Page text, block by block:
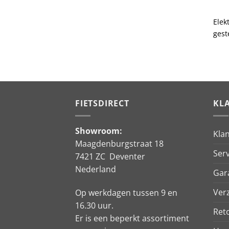
FIETSDIRECT
Showroom:
Maagdenburgstraat 18
7421 ZC Deventer
Nederland
Op werkdagen tussen 9 en
16.30 uur.
Er is een beperkt assortiment